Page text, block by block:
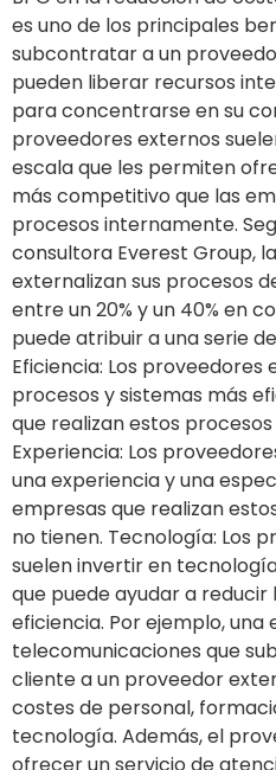
es uno de los principales
subcontratar a un
pueden liberar recursos
para concentrarse en su
proveedores externos
escala que les permiten
más competitivo que las
procesos internamente.
consultora Everest Group,
externalizan sus procesos
entre un 20% y un 40% en
puede atribuir a una serie
Eficiencia: Los
procesos y sistemas más
que realizan estos
Experiencia: Los
una experiencia y una
empresas que realizan
no tienen. Tecnología: Los
suelen invertir en
que puede ayudar a
eficiencia. Por ejemplo, una
telecomunicaciones que
cliente a un proveedor
costes de personal,
tecnología. Además, el
ofrecer un servicio de